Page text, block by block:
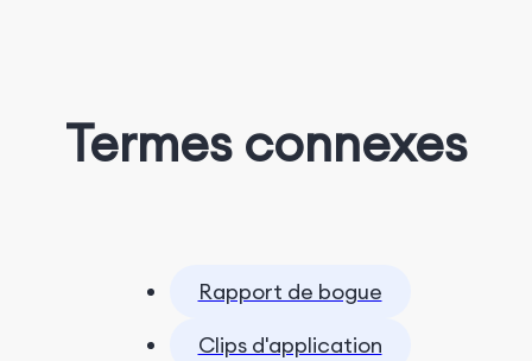
Termes connexes
Rapport de bogue
Clips d'application